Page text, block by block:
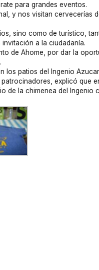
para grandes eventos.
y nos visitan cervecerías
sino como de turístico,
a la ciudadanía.
de Ahome, por dar la
los patios del Ingenio
explicó que
la chimenea del Ingenio